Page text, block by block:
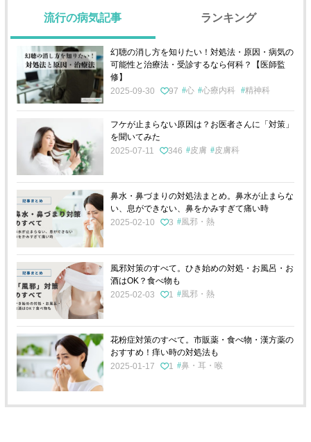
流行の病気記事 ランキング
幻聴の消し方を知りたい！対処法・原因・病気の
可能性と治療法・受診するなら何科？【医師監
修】
2025-09-30
97 心 心療内科 精神科
フケが止まらない原因は？お医者さんに「対策」
を聞いてみた
2025-07-11
346 皮膚 皮膚科
鼻水・鼻づまりの対処法まとめ。鼻水が止まらな
い、息ができない、鼻をかみすぎて痛い時
2025-02-10
3 風邪・熱
風邪対策のすべて。ひき始めの対処・お風呂・お
酒はOK？食べ物も
2025-02-03
1 風邪・熱
花粉症対策のすべて。市販薬・食べ物・漢方薬の
おすすめ！痒い時の対処法も
2025-01-17
1 鼻・耳・喉